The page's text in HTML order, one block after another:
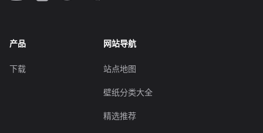
产品
下载
网站导航
站点地图
壁纸分类大全
精选推荐